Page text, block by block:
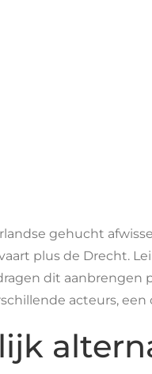
gehucht
plus de Drecht.
dit
acteurs, een